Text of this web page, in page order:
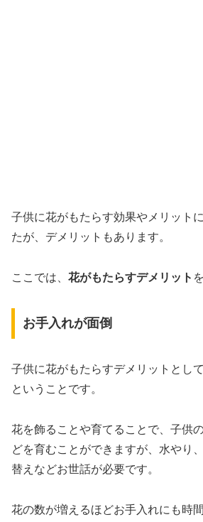
子供に花がもたらす効果やメリット
たが、デメリットもあります。
ここでは、 花がもたらすデメリット
お手入れが面倒
子供に花がもたらすデメリットとして
ということです。
花を飾ることや育てることで、子供
どを育むことができますが、水やり
替えなどお世話が必要です。
花の数が増えるほどお手入れにも時